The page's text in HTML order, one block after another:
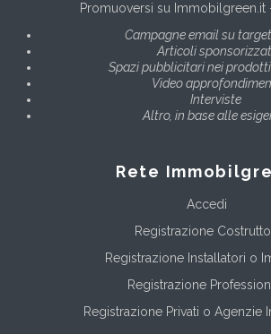
Promuoversi su Immobilgreen.it
Campagne email su
Articoli
Spazi pubblicitari nei
Video
Interviste
Altro, in base alle
Rete
Accedi
Registrazione
Registrazione Installatori o
Registrazione
Registrazione Privati o Agenzie